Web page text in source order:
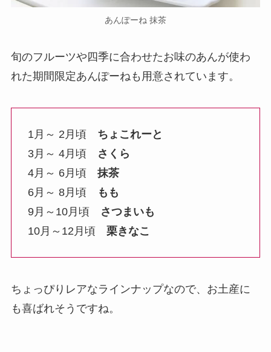
あんぽーね 抹茶
旬のフルーツや四季に合わせたお味のあんが使わ
れた期間限定あんぽーねも用意されています。
1月～ 2月頃 ちょこれーと
3月～ 4月頃
さくら
4月～ 6月頃 抹茶
6月～ 8月頃
もも
9月～10月頃
さつまいも
10月～12月頃 栗きなこ
ちょっぴりレアなラインナップなので、お土産に
も喜ばれそうですね。